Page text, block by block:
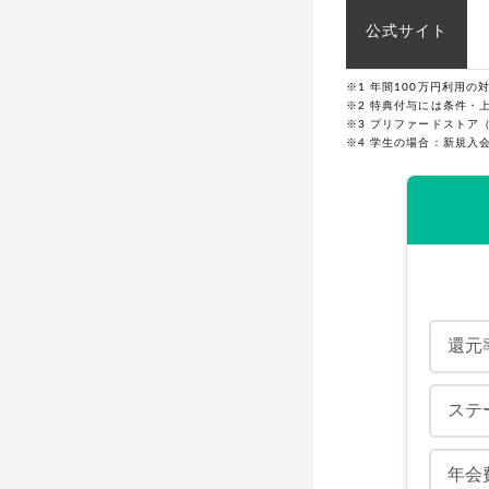
公式サイト
※1 年間100万円利用の対
※2 特典付与には条件・
※3 プリファードストア
※4 学生の場合：新規入
還元
ステ
年会